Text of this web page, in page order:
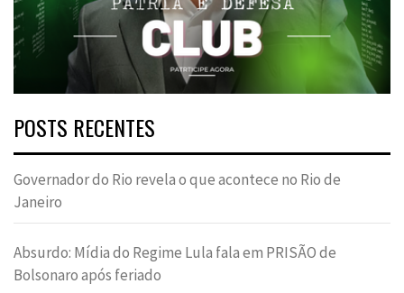
POSTS RECENTES
Governador do Rio revela o que acontece no Rio de
Janeiro
Absurdo: Mídia do Regime Lula fala em PRISÃO de
Bolsonaro após feriado